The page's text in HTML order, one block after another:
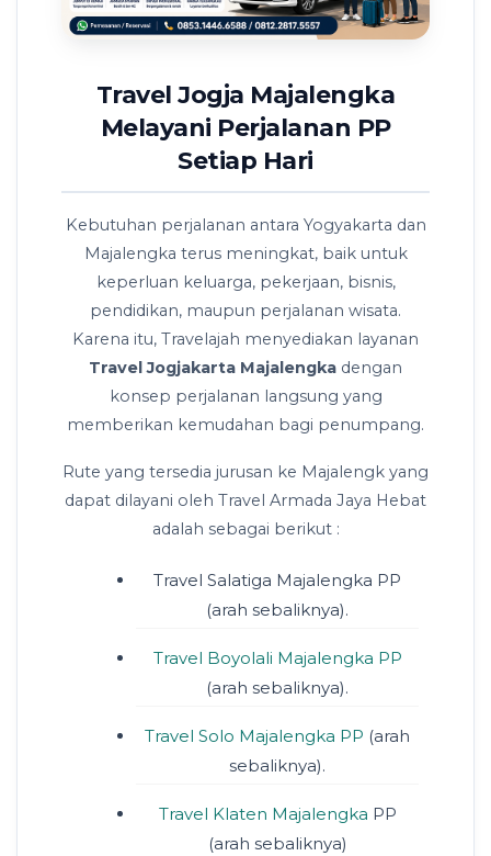
Travel Jogja Majalengka
Melayani Perjalanan PP
Setiap Hari
Kebutuhan perjalanan antara Yogyakarta dan
Majalengka terus meningkat, baik untuk
keperluan keluarga, pekerjaan, bisnis,
pendidikan, maupun perjalanan wisata.
Karena itu, Travelajah menyediakan layanan
Travel Jogjakarta Majalengka dengan
konsep perjalanan langsung yang
memberikan kemudahan bagi penumpang.
Rute yang tersedia jurusan ke Majalengk yang
dapat dilayani oleh Travel Armada Jaya Hebat
adalah sebagai berikut :
Travel Salatiga Majalengka PP
(arah sebaliknya).
Travel Boyolali Majalengka PP
(arah sebaliknya).
Travel Solo Majalengka PP (arah
sebaliknya).
Travel Klaten Majalengka PP
(arah sebaliknya)